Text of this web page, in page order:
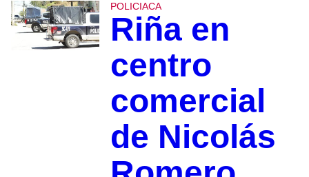
POLICIACA
Riña en
centro
comercial
de Nicolás